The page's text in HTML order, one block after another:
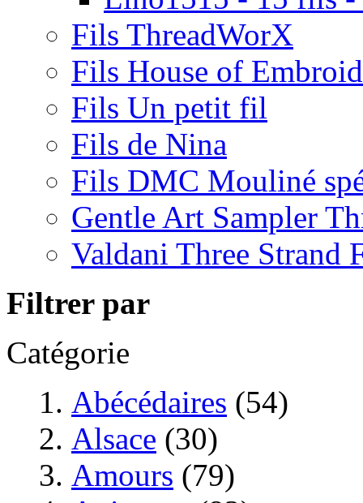
Fils ThreadWorX
Fils House of
Fils Un petit fil
Fils de Nina
Fils DMC Mouliné
Gentle Art Sampler
Valdani Three Strand
Filtrer par
Catégorie
Abécédaires (54)
Alsace (30)
Amours (79)